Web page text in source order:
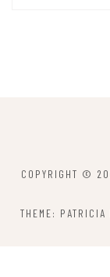
COPYRIGHT ©
THEME: PATRICIA